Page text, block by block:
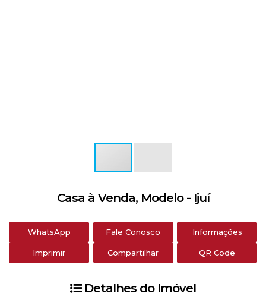
Casa à Venda, Modelo - Ijuí
WhatsApp Fale Conosco Informações
Imprimir Compartilhar QR Code
Detalhes do Imóvel